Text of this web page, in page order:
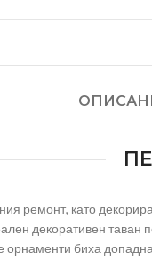
ремонт, като
декоративен таван
орнаменти биха